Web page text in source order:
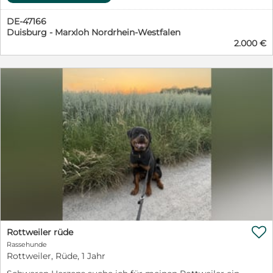
DE-47166
Duisburg - Marxloh Nordrhein-Westfalen
2.000 €
Rottweiler rüde
Rassehunde
Rottweiler, Rüde, 1 Jahr
